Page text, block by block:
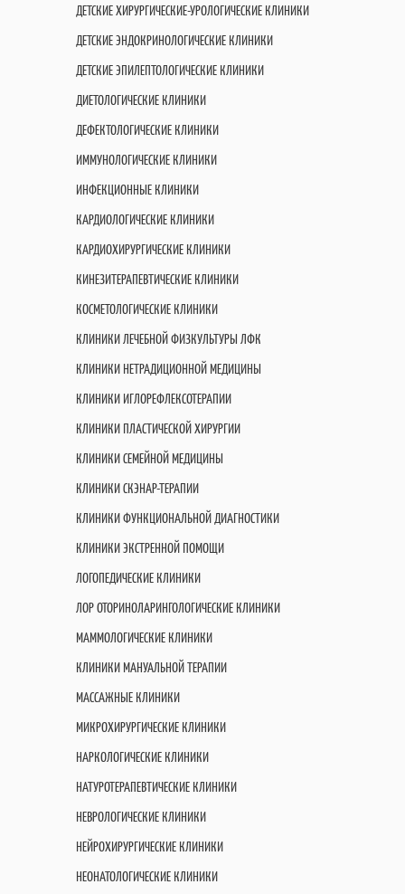
ДЕТСКИЕ ХИРУРГИЧЕСКИЕ-УРОЛОГИЧЕСКИЕ КЛИНИКИ
ДЕТСКИЕ ЭНДОКРИНОЛОГИЧЕСКИЕ КЛИНИКИ
ДЕТСКИЕ ЭПИЛЕПТОЛОГИЧЕСКИЕ КЛИНИКИ
ДИЕТОЛОГИЧЕСКИЕ КЛИНИКИ
ДЕФЕКТОЛОГИЧЕСКИЕ КЛИНИКИ
ИММУНОЛОГИЧЕСКИЕ КЛИНИКИ
ИНФЕКЦИОННЫЕ КЛИНИКИ
КАРДИОЛОГИЧЕСКИЕ КЛИНИКИ
КАРДИОХИРУРГИЧЕСКИЕ КЛИНИКИ
КИНЕЗИТЕРАПЕВТИЧЕСКИЕ КЛИНИКИ
КОСМЕТОЛОГИЧЕСКИЕ КЛИНИКИ
КЛИНИКИ ЛЕЧЕБНОЙ ФИЗКУЛЬТУРЫ ЛФК
КЛИНИКИ НЕТРАДИЦИОННОЙ МЕДИЦИНЫ
КЛИНИКИ ИГЛОРЕФЛЕКСОТЕРАПИИ
КЛИНИКИ ПЛАСТИЧЕСКОЙ ХИРУРГИИ
КЛИНИКИ СЕМЕЙНОЙ МЕДИЦИНЫ
КЛИНИКИ СКЭНАР-ТЕРАПИИ
КЛИНИКИ ФУНКЦИОНАЛЬНОЙ ДИАГНОСТИКИ
КЛИНИКИ ЭКСТРЕННОЙ ПОМОЩИ
ЛОГОПЕДИЧЕСКИЕ КЛИНИКИ
ЛОР ОТОРИНОЛАРИНГОЛОГИЧЕСКИЕ КЛИНИКИ
МАММОЛОГИЧЕСКИЕ КЛИНИКИ
КЛИНИКИ МАНУАЛЬНОЙ ТЕРАПИИ
МАССАЖНЫЕ КЛИНИКИ
МИКРОХИРУРГИЧЕСКИЕ КЛИНИКИ
НАРКОЛОГИЧЕСКИЕ КЛИНИКИ
НАТУРОТЕРАПЕВТИЧЕСКИЕ КЛИНИКИ
НЕВРОЛОГИЧЕСКИЕ КЛИНИКИ
НЕЙРОХИРУРГИЧЕСКИЕ КЛИНИКИ
НЕОНАТОЛОГИЧЕСКИЕ КЛИНИКИ